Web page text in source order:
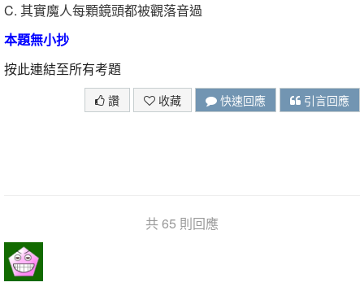
C. 其實魔人每顆鏡頭都被觀落音過
本題無小抄
按此連結至所有考題
讚 收藏 快速回應 引言回應
共 65 則回應